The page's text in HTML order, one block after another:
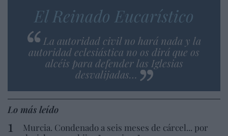
El Reinado Eucarístico
La autoridad civil no hará nada y la
autoridad eclesiástica no os dirá que os
alcéis para defender las Iglesias
desvalijadas…
Lo más leído
Murcia. Condenado a seis meses de cárcel... por